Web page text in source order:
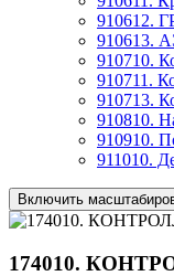
910612.
910710.
910711.
910713.
910810.
910910.
911010.
Включить
174010.